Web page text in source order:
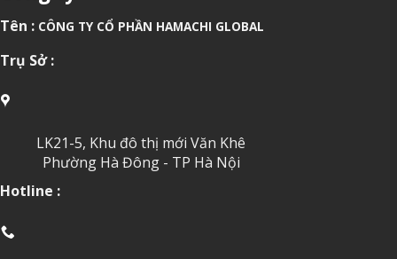
Tên : CÔNG TY CỔ PHẦN HAMACHI GLOBAL
Trụ Sở :
LK21-5, Khu đô thị mới Văn Khê
Phường Hà Đông - TP Hà Nội
Hotline :